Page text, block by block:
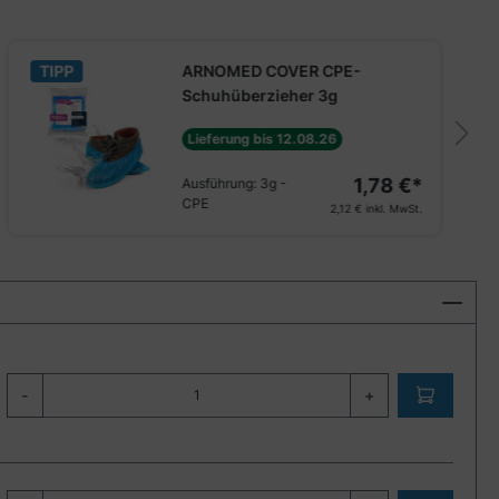
TIPP
ARNOMED COVER CPE-
Schuhüberzieher 3g
Lieferung bis 12.08.26
Ausführung: 3g -
CPE
1,78 €*
2,12 € inkl. MwSt.
- +